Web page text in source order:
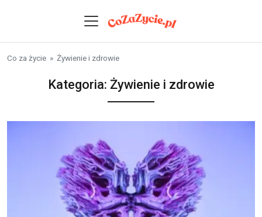
Co za życie » Żywienie i zdrowie
Kategoria: Żywienie i zdrowie